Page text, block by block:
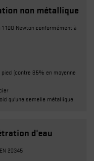
non métallique
100 Newton conformément à
(contre 85% en moyenne
qu'une semelle métallique
d'eau
20345